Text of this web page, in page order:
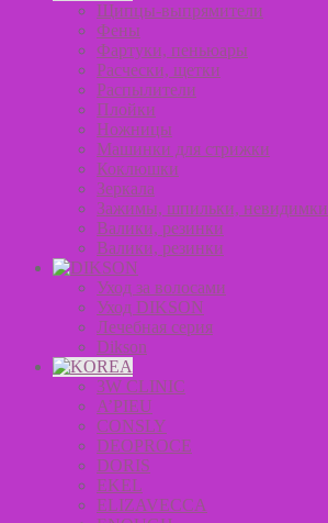
Щипцы-выпрямители
Фены
Фартуки, пеньюары
Расчески, щетки
Распылители
Плойки
Ножницы
Машинки для стрижки
Коклюшки
Зеркала
Зажимы, шпильки, невидимки
Валики, резинки
Валики, резинки
Уход за волосами
Уход DIKSON
Лечебная серия
Dikson
3W CLINIC
A’PIEU
CONSLY
DEOPROCE
DORIS
EKEL
ELIZAVECCA